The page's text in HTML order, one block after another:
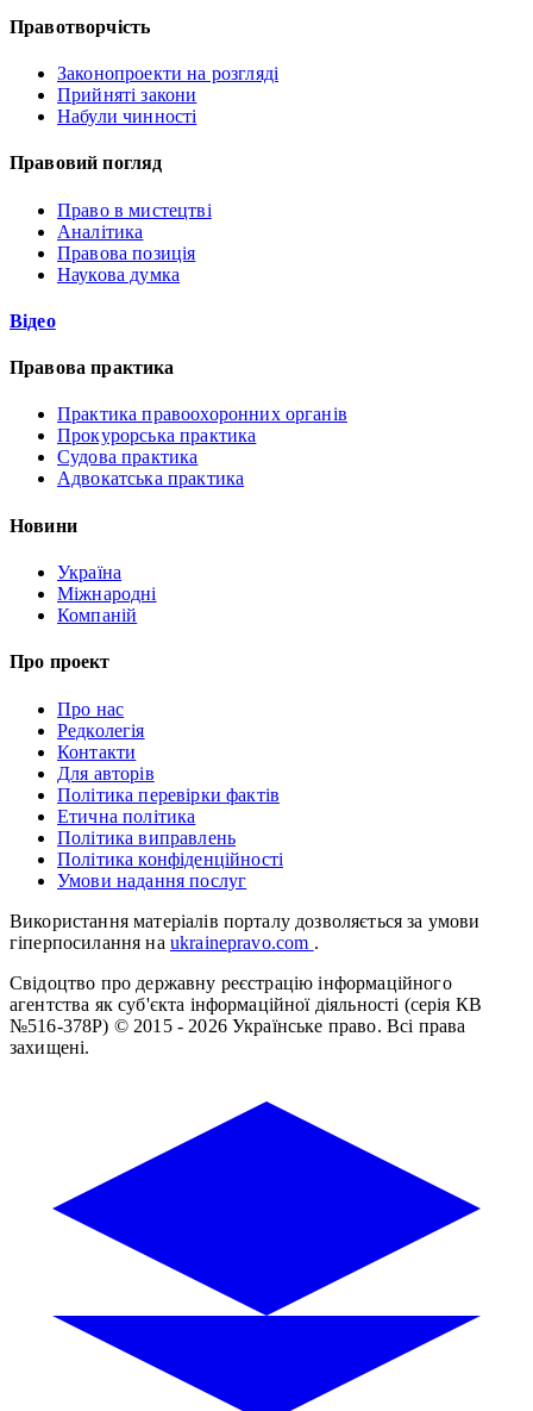
Правотворчість
Законопроекти на розгляді
Прийняті закони
Набули чинності
Правовий погляд
Право в мистецтві
Аналітика
Правова позиція
Наукова думка
Відео
Правова практика
Практика правоохоронних органів
Прокурорська практика
Судова практика
Адвокатська практика
Новини
Україна
Міжнародні
Компаній
Про проект
Про нас
Редколегія
Контакти
Для авторів
Політика перевірки фактів
Етична політика
Політика виправлень
Політика конфіденційності
Умови надання послуг
Використання матеріалів порталу дозволяється за умови
гіперпосилання на ukrainepravo.com .
Свідоцтво про державну реєстрацію інформаційного
агентства як суб'єкта інформаційної діяльності (серія КВ
№516-378Р) © 2015 - 2026 Українське право. Всі права
захищені.